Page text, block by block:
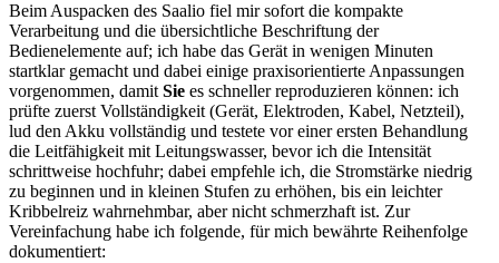
Beim Auspacken des Saalio fiel mir sofort die‌ kompakte ​
Verarbeitung und‍ die übersichtliche Beschriftung der
Bedienelemente auf; ich habe das Gerät in ‌wenigen Minuten
startklar⁣ gemacht und dabei ⁣einige praxisorientierte Anpassungen
vorgenommen, ⁢damit Sie es schneller reproduzieren ‍können: ich
prüfte zuerst Vollständigkeit (Gerät, Elektroden, Kabel, Netzteil),
lud⁢ den Akku vollständig und testete vor einer ersten Behandlung
die⁤ Leitfähigkeit mit Leitungswasser, bevor ich die Intensität
schrittweise hochfuhr; ‌dabei empfehle‌ ich, die Stromstärke niedrig
zu beginnen und in kleinen‍ Stufen zu erhöhen, bis ‍ein leichter
Kribbelreiz wahrnehmbar, aber ⁣nicht schmerzhaft ist. Zur
Vereinfachung habe ich folgende, für mich bewährte Reihenfolge
dokumentiert: